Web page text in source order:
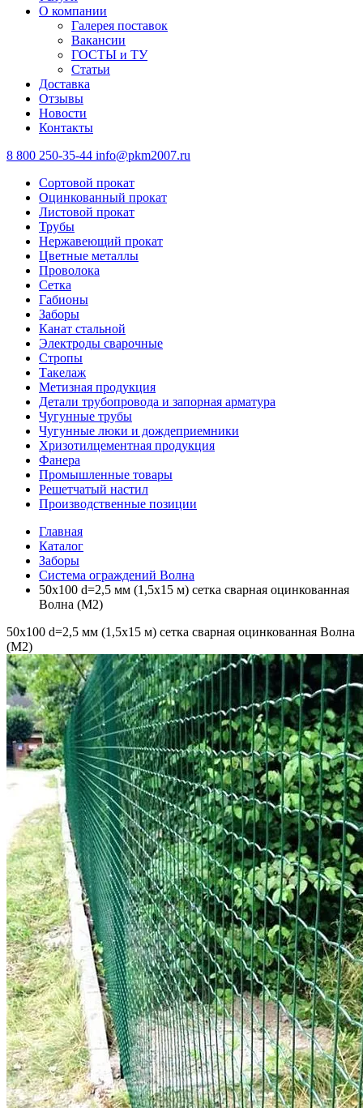
О компании
Галерея поставок
Вакансии
ГОСТЫ и ТУ
Статьи
Доставка
Отзывы
Новости
Контакты
8 800 250-35-44 info@pkm2007.ru
Сортовой прокат
Оцинкованный прокат
Листовой прокат
Трубы
Нержавеющий прокат
Цветные металлы
Проволока
Сетка
Габионы
Заборы
Канат стальной
Электроды сварочные
Стропы
Такелаж
Метизная продукция
Детали трубопровода и запорная арматура
Чугунные трубы
Чугунные люки и дождеприемники
Хризотилцементная продукция
Фанера
Промышленные товары
Решетчатый настил
Производственные позиции
Главная
Каталог
Заборы
Система ограждений Волна
50х100 d=2,5 мм (1,5х15 м) сетка сварная оцинкованная
Волна (М2)
50х100 d=2,5 мм (1,5х15 м) сетка сварная оцинкованная Волна
(М2)